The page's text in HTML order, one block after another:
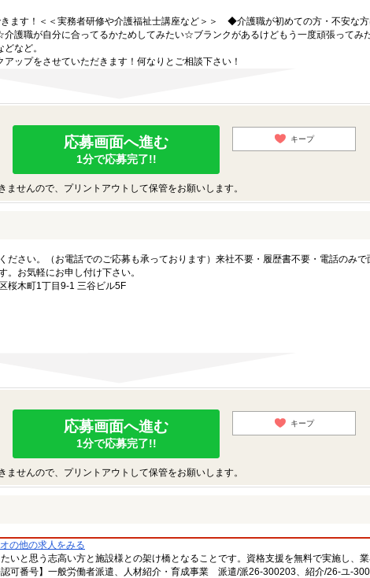
ます！＜＜実務者研修や介護福祉士講座など＞＞ ◆介護職が初めての方・不安な
護職が自分に合ってるかためしてみたい☆ブランクがあるけどもう一度頑張ってみ
など。
ップをさせていただきます！何なりとご相談下さい！
応募画面へ進む
1分で応募完了!!
キープ
せんので、プリントアウトして保管をお願いします。
ださい。（お電話でのご応募も承っております）来社不要・履歴書不要・電話のみで
。お気軽にお申し付け下さい。
桜木町1丁目9-1 三谷ビル5F
応募画面へ進む
1分で応募完了!!
キープ
せんので、プリントアウトして保管をお願いします。
の他の求人をみる
いと思う志高い方と施設様との架け橋となることです。資格支援を無料で実施し、
可番号】一般労働者派遣、人材紹介・育成事業 派遣/派26-300203、紹介/26-ユ-